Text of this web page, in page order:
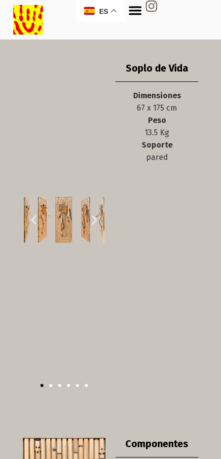
ES
Soplo de Vida
Dimensiones
67 x 175 cm
Peso
13.5 Kg
Soporte
pared
Componentes